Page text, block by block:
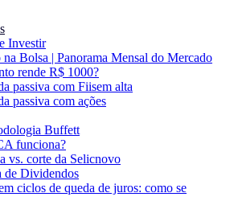
Investir
na Bolsa | Panorama Mensal do Mercado
rende R$ 1000?
passiva com Fiisem alta
passiva com ações
Buffett
funciona?
vs. corte da Selicnovo
de Dividendos
ciclos de queda de juros: como se